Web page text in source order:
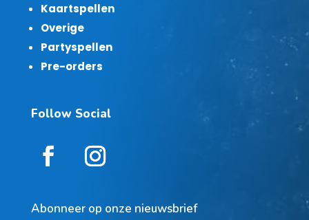
Kaartspellen
Overige
Partyspellen
Pre-orders
Follow Social
Abonneer op onze nieuwsbrief